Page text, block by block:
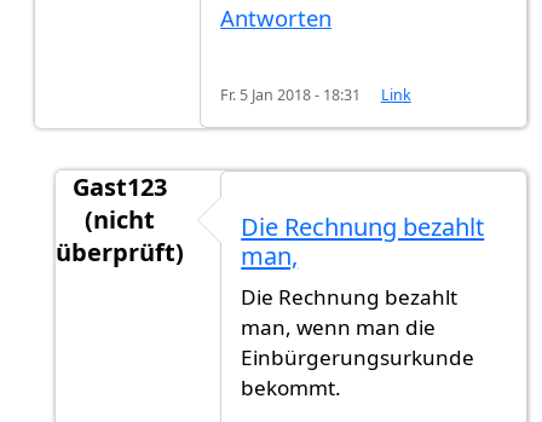
Antworten
Fr. 5 Jan 2018 - 18:31 Link
Gast123
(nicht
überprüft)
Glückwunsch! Eine Frage: hast
Die Rechnung bezahlt
man,
Die Rechnung bezahlt
man, wenn man die
Einbürgerungsurkunde
bekommt.